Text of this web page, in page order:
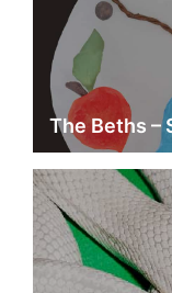
The Beths –